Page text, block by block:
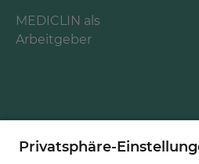
MEDICLIN als
Arbeitgeber
Folgen Sie uns: